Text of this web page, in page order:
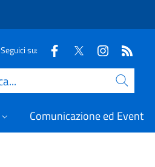
Seguici su:
Comunicazione ed Eventi